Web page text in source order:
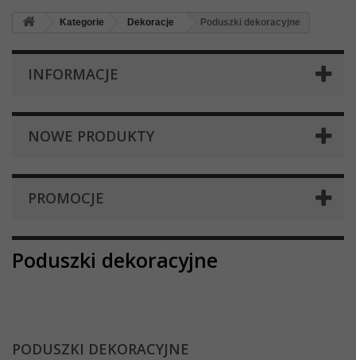
Kategorie Dekoracje Poduszki dekoracyjne
INFORMACJE
NOWE PRODUKTY
PROMOCJE
Poduszki dekoracyjne
PODUSZKI DEKORACYJNE